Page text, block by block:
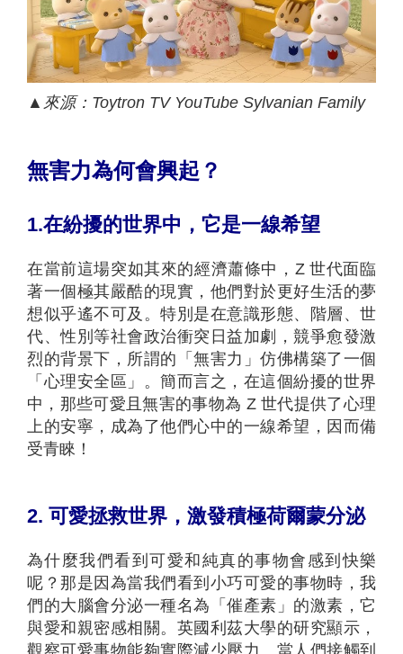
▲ 來源： Toytron TV YouTube Sylvanian Family
無害力為何會興起？
1.在紛擾的世界中，它是一線希望
在當前這場突如其來的經濟蕭條中，Z 世代面臨
著一個極其嚴酷的現實，他們對於更好生活的夢
想似乎遙不可及。特別是在意識形態、階層、世
代、性別等社會政治衝突日益加劇，競爭愈發激
烈的背景下，所謂的「無害力」仿佛構築了一個
「心理安全區」。簡而言之，在這個紛擾的世界
中，那些可愛且無害的事物為 Z 世代提供了心理
上的安寧，成為了他們心中的一線希望，因而備
受青睞！
2. 可愛拯救世界，激發積極荷爾蒙分泌
為什麼我們看到可愛和純真的事物會感到快樂
呢？那是因為當我們看到小巧可愛的事物時，我
們的大腦會分泌一種名為「催產素」的激素，它
與愛和親密感相關。英國利茲大學的研究顯示，